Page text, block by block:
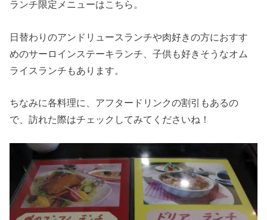
ランチ限定メニューはこちら。
日替わりのアンドリュースランチや肉好きの方におすす
めのサーロインステーキランチ、子供も好きそうなオム
ライスランチもあります。
ちなみに各料理に、アフタードリンクの割引もあるの
で、訪れた際はチェックしてみてくださいね！